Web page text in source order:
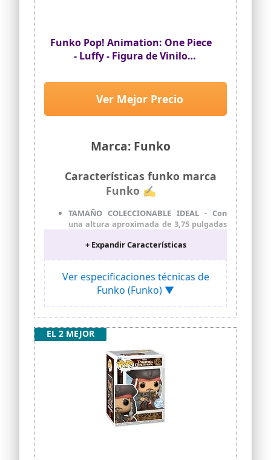
Funko Pop! Animation: One Piece
- Luffy - Figura de Vinilo
Mercancía Oficial - Juguetes para
niños y Adultos - Figura Modelo
para coleccionistas y exhibición
Marca: Funko
Ver Mejor Precio
Características funko marca
Funko ✍
TAMAÑO COLECCIONABLE IDEAL - Con
una altura aproximada de 3,75 pulgadas
complementa otros artículos de
MATERIAL DE VINILO DE PRIMERA
CALIDAD - Fabricado en vinilo duradero y
de alta calidad, este coleccionable está
hecho para durar y soportar el desgaste
diario, garantizando un disfrute
duradero tanto para los fans como para
los coleccionistas.
REGALO PERFECTO PARA FANS DE ONE
PIECE - Ideal para fiestas, cumpleaños u
ocasiones especiales y como regalo esta
figura es un complemento indispensable
para cualquier One Piece colección de
merchandising
+ Expandir Características
Ver especificaciones técnicas de
Funko (Funko) ▼
EL 2 MEJOR